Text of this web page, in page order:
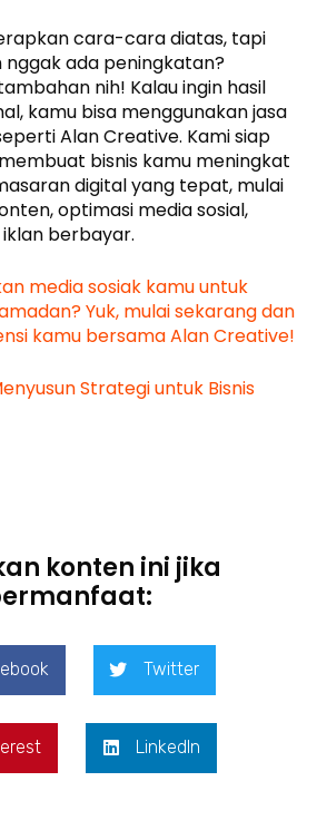
cara-cara diatas, tapi
nggak ada peningkatan?
nih! Kalau ingin hasil
kamu bisa menggunakan jasa
Alan Creative. Kami siap
bisnis kamu meningkat
digital yang tepat, mulai
optimasi media sosial,
berbayar.
media sosiak kamu untuk
Yuk, mulai sekarang dan
kamu bersama Alan Creative!
Strategi untuk Bisnis
konten ini jika
Twitter
LinkedIn